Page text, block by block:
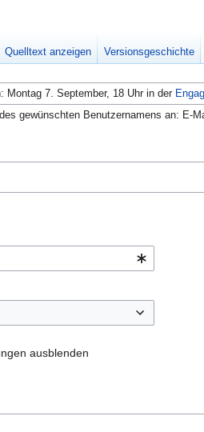
Montag 7. September, 18 Uhr in der
gewünschten Benutzernamens an: E-
ausblenden
Quelltext anzeigen Versionsgeschichte